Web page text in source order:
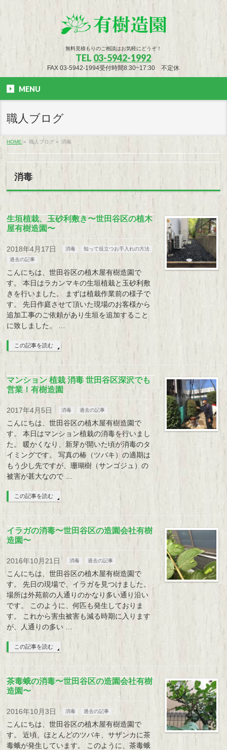
無料見積もりのご相談はお気軽にどうぞ！
TEL 03-5942-1992
FAX 03-5942-1994受付時間8:30~17:30 不定休
MENU
職人ブログ
HOME » 職人ブログ » 消毒
消毒
生垣植栽、玉砂利敷き〜世田谷区の植木
屋有樹造園〜
2018年4月17日 消毒
知って役立つお手入れの方法
過去の記事
こんにちは、世田谷区の植木屋有樹造園で
す。 本日はラカンマキの生垣植栽と玉砂利敷
きを行いました。 まずは植栽作業前の様子で
す。 先日作庭させて頂いた現場のお客様から
追加工事のご依頼があり生垣を追加すること
に致しました。 …
この記事を読む
マンション 植栽 消毒 世田谷区深沢でも
営業！有樹造園
2017年4月5日 消毒 過去の記事
こんにちは、世田谷区の植木屋有樹造園で
す。 本日はマンション植栽の消毒を行いまし
た。 暖かくなり、新芽が開いた頃が消毒のタ
イミングです。 写真の椿（ツバキ）の適期は
もう少し先ですが、珊瑚樹（サンゴジュ）の
被害が甚大なので …
この記事を読む
イラガの消毒〜世田谷区の造園会社有樹
造園〜
2016年10月21日 消毒 過去の記事
こんにちは、世田谷区の植木屋有樹造園で
す。 先日の現場で、イラガを見つけました。
場所は外苑前の人通りのかなり多い通り沿い
です。 このように、何匹も発生しておりま
す。 これから害虫被害も減る時期に入ります
が、人通りの多い …
この記事を読む
茶毒蛾の消毒〜世田谷区の造園会社有樹
造園〜
2016年10月3日 消毒 過去の記事
こんにちは、世田谷区の植木屋有樹造園で
す。 近頃、ほとんどのツバキ、サザンカに茶
毒蛾が発生しています。 このように、茶毒蛾